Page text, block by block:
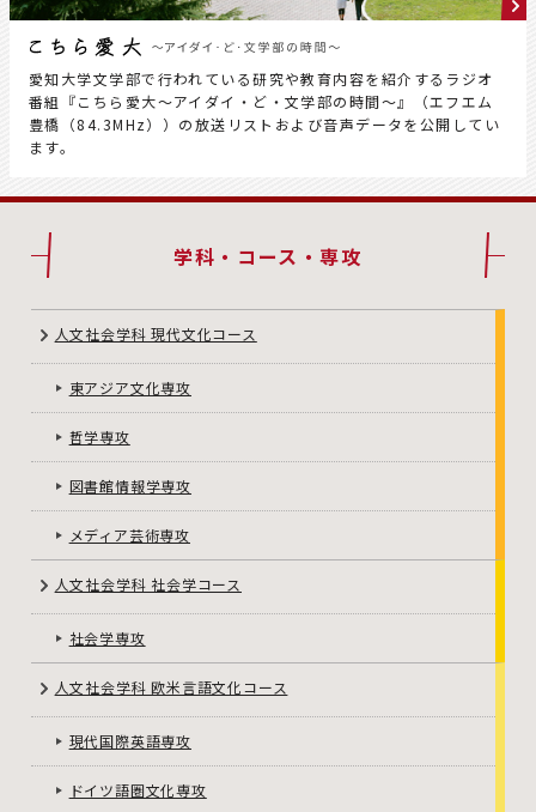
愛知大学文学部で行われている研究や教育内容を紹介するラジオ
番組『こちら愛大～アイダイ・ど・文学部の時間～』（エフエム
豊橋（84.3MHz））の放送リストおよび音声データを公開してい
ます。
学科・コース・専攻
人文社会学科 現代文化コース
東アジア文化専攻
哲学専攻
図書館情報学専攻
メディア芸術専攻
人文社会学科 社会学コース
社会学専攻
人文社会学科 欧米言語文化コース
現代国際英語専攻
ドイツ語圏文化専攻